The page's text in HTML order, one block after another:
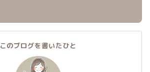
このブログを書いたひと